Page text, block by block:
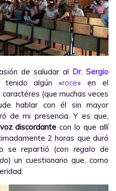
de saludar al Dr. Sergio
tenido algún «roce» en el
(que muchas veces
hablar con él sin mayor
de mi presencia. Y es que,
discordante con lo que allí
2 horas que duró
se repartió (con regalo de
) un cuestionario que, como